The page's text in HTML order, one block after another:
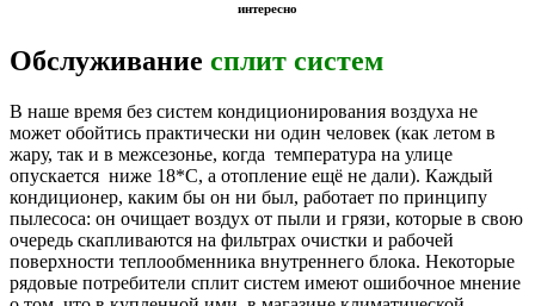
интересно
Обслуживание сплит систем
В наше время без систем кондиционирования воздуха не
может обойтись практически ни один человек (как летом в
жару, так и в межсезонье, когда температура на улице
опускается ниже 18*С, а отопление ещё не дали). Каждый
кондиционер, каким бы он ни был, работает по принципу
пылесоса: он очищает воздух от пыли и грязи, которые в свою
очередь скапливаются на фильтрах очистки и рабочей
поверхности теплообменника внутреннего блока. Некоторые
рядовые потребители сплит систем имеют ошибочное мнение